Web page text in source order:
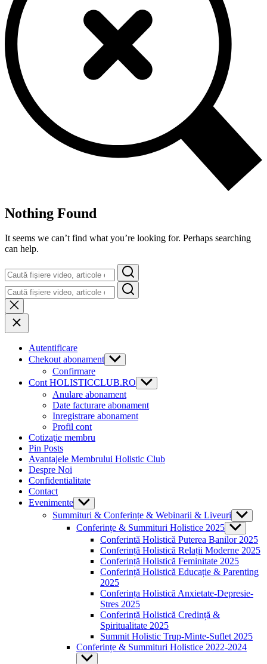
Nothing Found
It seems we can’t find what you’re looking for. Perhaps searching
can help.
Search
Search
Autentificare
Chekout abonament Show
sub
menu
Confirmare
Cont HOLISTICCLUB.RO Show
sub
menu
Anulare abonament
Date facturare abonament
Inregistrare abonament
Profil cont
Cotizaţie membru
Pin Posts
Avantajele Membrului Holistic Club
Despre Noi
Confidentialitate
Contact
Evenimente Show
sub
menu
Summituri & Conferințe & Webinarii & Liveuri Show
sub
menu
Conferințe & Summituri Holistice 2025 Show
sub
menu
Conferintă Holistică Puterea Banilor 2025
Conferință Holistică Relații Moderne 2025
Conferință Holistică Feminitate 2025
Conferință Holistică Educație & Parenting
2025
Conferința Holistică Anxietate-Depresie-
Stres 2025
Conferință Holistică Credință &
Spiritualitate 2025
Summit Holistic Trup-Minte-Suflet 2025
Conferințe & Summituri Holistice 2022-2024
Show